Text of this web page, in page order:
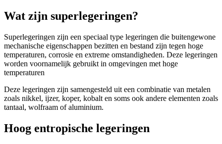
Wat zijn superlegeringen?
Superlegeringen zijn een speciaal type legeringen die buitengewone
mechanische eigenschappen bezitten en bestand zijn tegen hoge
temperaturen, corrosie en extreme omstandigheden. Deze legeringen
worden voornamelijk gebruikt in omgevingen met hoge
temperaturen
Deze legeringen zijn samengesteld uit een combinatie van metalen
zoals nikkel, ijzer, koper, kobalt en soms ook andere elementen zoals
tantaal, wolfraam of aluminium.
Hoog entropische legeringen